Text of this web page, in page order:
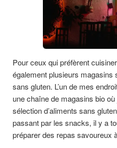
Pour ceux qui préfèrent
également plusieurs magasins
sans gluten. L’un de mes
une chaîne de magasins bio
sélection d’aliments sans
passant par les snacks, il y a
préparer des repas savoureux